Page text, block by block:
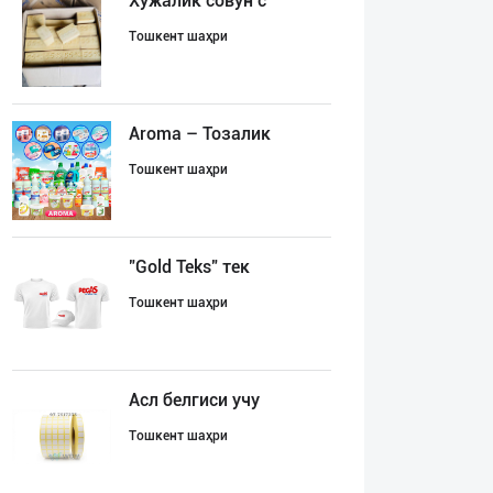
Тошкент шаҳри
Aroma – Тозалик
Тошкент шаҳри
"Gold Teks" тек
Тошкент шаҳри
Асл белгиси учу
Тошкент шаҳри